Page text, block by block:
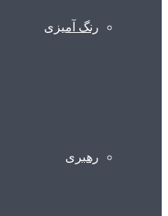
رنگ آمیزی
رهبری